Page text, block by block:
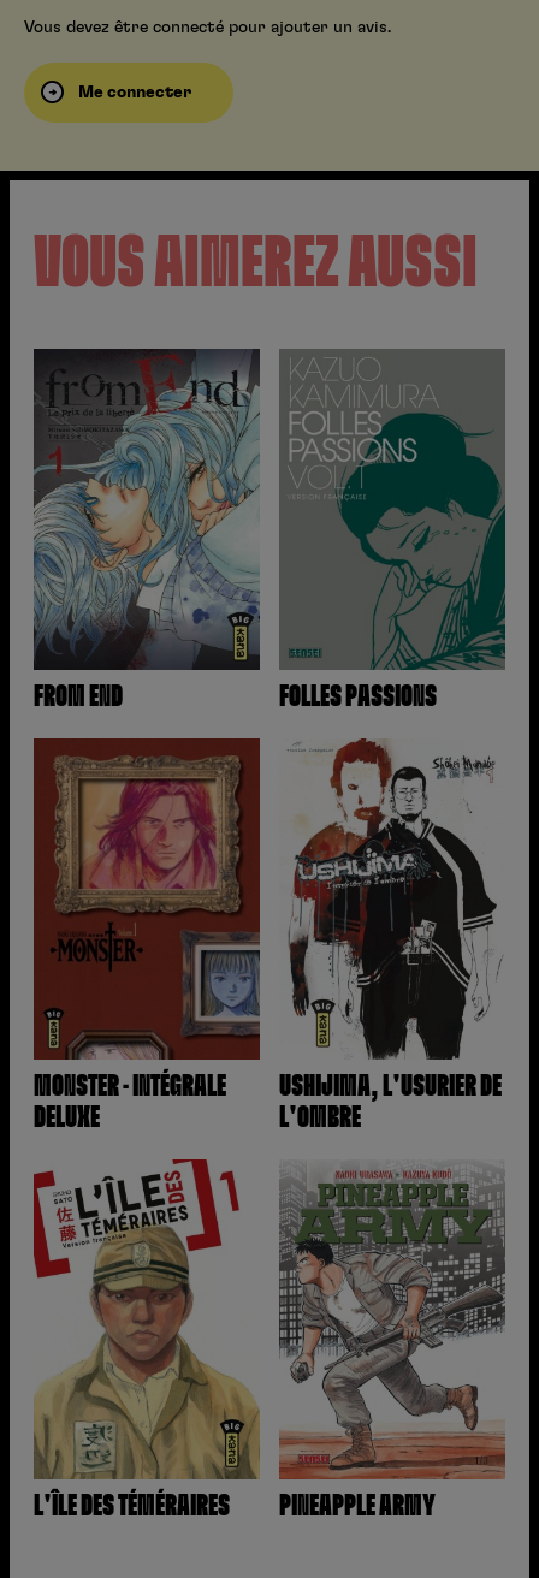
Vous devez être connecté pour ajouter un avis.
Me connecter
VOUS AIMEREZ AUSSI
FROM END FOLLES PASSIONS
MONSTER - INTÉGRALE
DELUXE
USHIJIMA, L'USURIER DE
L'OMBRE
L'ÎLE DES TÉMÉRAIRES PINEAPPLE ARMY